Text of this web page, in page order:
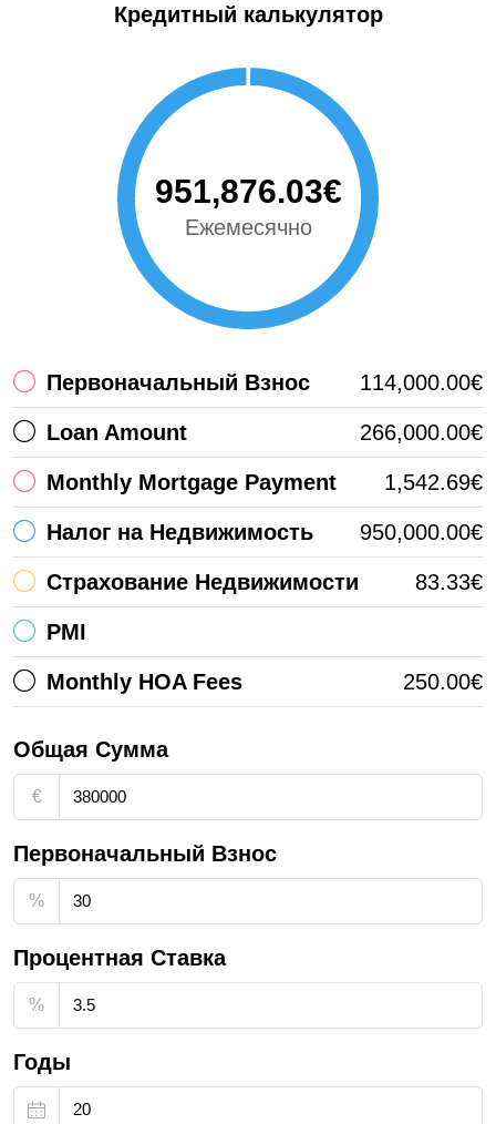
Кредитный калькулятор
951,876.03€
Ежемесячно
Первоначальный Взнос 114,000.00€
Loan Amount 266,000.00€
Monthly Mortgage Payment 1,542.69€
Налог на Недвижимость 950,000.00€
Страхование Недвижимости 83.33€
PMI
Monthly HOA Fees 250.00€
Общая Сумма
€
Первоначальный Взнос
%
Процентная Ставка
%
Годы